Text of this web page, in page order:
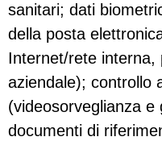
sanitari; dati
della posta
Internet/rete interna,
aziendale); controllo
(videosorveglianza e
documenti di